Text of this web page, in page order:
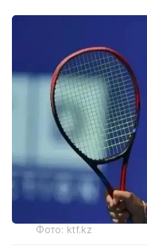
Фото: ktf.kz